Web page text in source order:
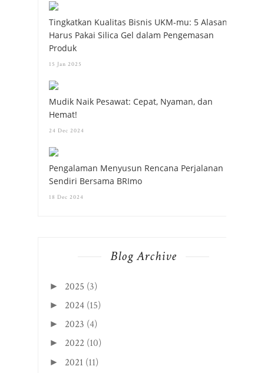
Tingkatkan Kualitas Bisnis UKM-mu: 5 Alasan
Harus Pakai Silica Gel dalam Pengemasan
Produk
15 Jan 2025
Mudik Naik Pesawat: Cepat, Nyaman, dan
Hemat!
24 Dec 2024
Pengalaman Menyusun Rencana Perjalanan
Sendiri Bersama BRImo
18 Dec 2024
Blog Archive
► 2025 (3)
► 2024 (15)
► 2023 (4)
► 2022 (10)
► 2021 (11)